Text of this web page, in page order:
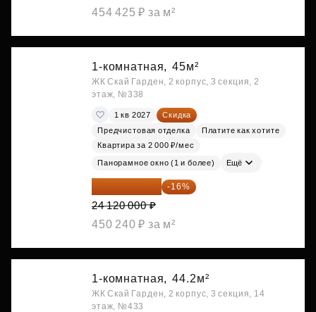
454 425 ₽ за м²
1-комнатная, 45м²
ЖК Скай Гарден, 2 корпус, 3 секция, 2
этаж, №338
1 кв 2027
Скидка
Предчистовая отделка
Платите как хотите
Квартира за 2 000 ₽/мес
Панорамное окно (1 и более) Ещё
20 260 800 ₽ -16%
24 120 000 ₽
450 240 ₽ за м²
1-комнатная, 44.2м²
ЖК Скай Гарден, 2 корпус, 3 секция, 14
этаж, №433